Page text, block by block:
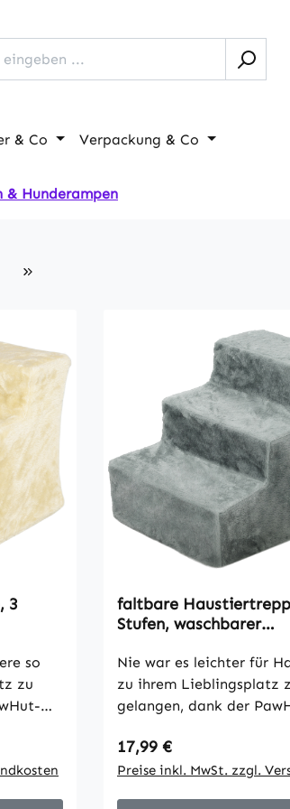
& Co Verpackung & Co
& Hunderampen
3
so
zu
den
faltbare
Stufen, waschbarer
35 x 35 cm, Hellgrau
Nie war es leichter für
zu ihrem Lieblingsplatz
gelangen, dank der
bieten sanfte
schützen Rücken sowie
Regulärer Preis:
17,99 €
Preise inkl. MwSt. zzgl.